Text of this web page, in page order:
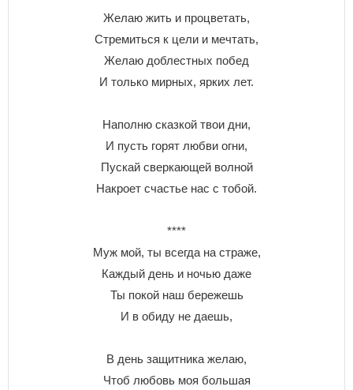
Желаю жить и процветать,
Стремиться к цели и мечтать,
Желаю доблестных побед
И только мирных, ярких лет.
Наполню сказкой твои дни,
И пусть горят любви огни,
Пускай сверкающей волной
Накроет счастье нас с тобой.
****
Муж мой, ты всегда на страже,
Каждый день и ночью даже
Ты покой наш бережешь
И в обиду не даешь,
В день защитника желаю,
Чтоб любовь моя большая